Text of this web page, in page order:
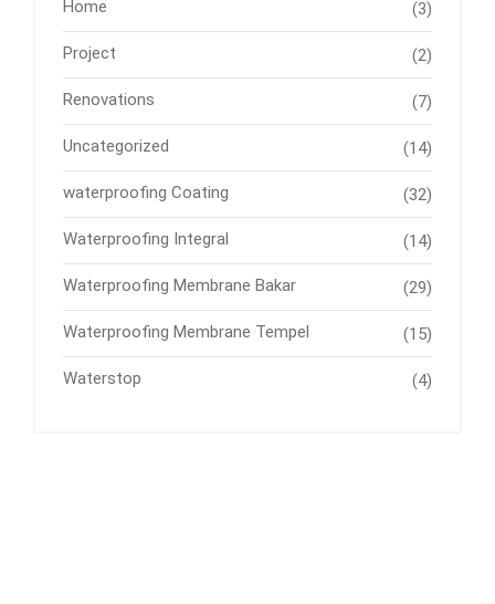
Home (3)
Project (2)
Renovations (7)
Uncategorized (14)
waterproofing Coating (32)
Waterproofing Integral (14)
Waterproofing Membrane Bakar (29)
Waterproofing Membrane Tempel (15)
Waterstop (4)